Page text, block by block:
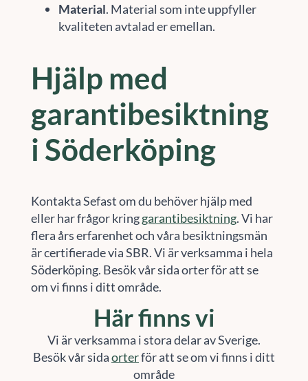
Material. Material som inte uppfyller
kvaliteten avtalad er emellan.
Hjälp med
garantibesiktning
i Söderköping
Kontakta Sefast om du behöver hjälp med
eller har frågor kringgarantibesiktning. Vi har
flera års erfarenhet och våra besiktningsmän
är certifierade via SBR. Vi är verksamma i hela
Söderköping. Besök vår sida orter för att se
om vi finns i ditt område.
Här finns vi
Vi är verksamma i stora delar av Sverige.
Besök vår sidaorterför att se om vi finns i ditt
område